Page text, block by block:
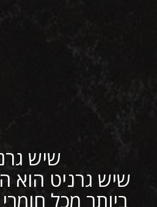
שיש
שיש גרניט הוא
ביותר מכל